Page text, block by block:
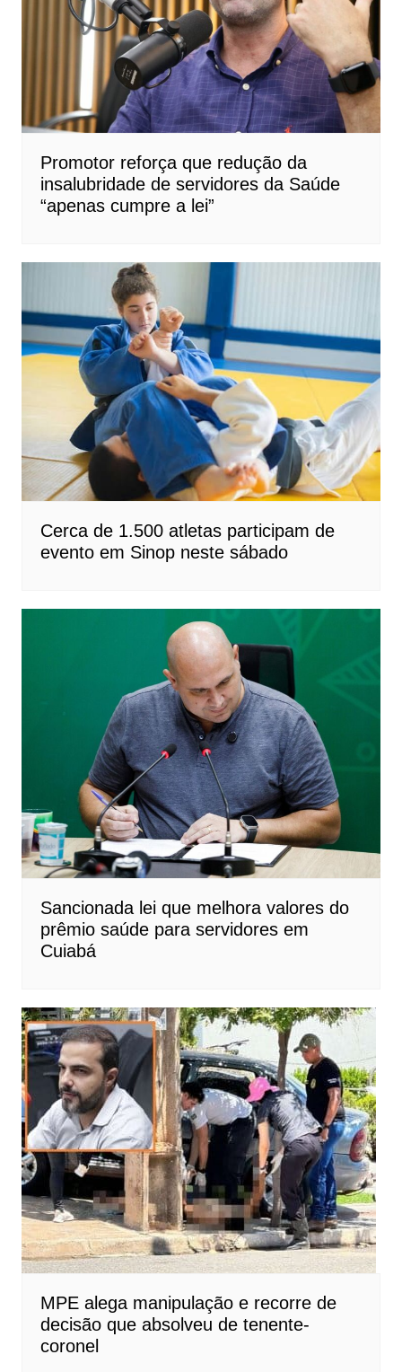
Promotor reforça que redução da
insalubridade de servidores da Saúde
“apenas cumpre a lei”
Cerca de 1.500 atletas participam de
evento em Sinop neste sábado
Sancionada lei que melhora valores do
prêmio saúde para servidores em
Cuiabá
MPE alega manipulação e recorre de
decisão que absolveu de tenente-
coronel